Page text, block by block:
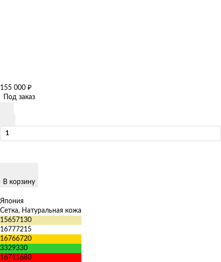
155 000 ₽
Под заказ
В корзину
Япония
Сетка, Натуральная кожа
15657130
16777215
16766720
3329330
16711680